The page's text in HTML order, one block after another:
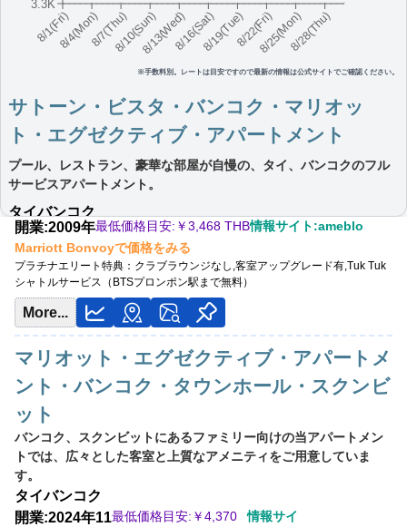
Marriott Bonvoyで価格をみる
プラチナエリート特典：クラブラウンジなし,客室アップグレード有
スクンビット・パーク・バンコク・マリオ
ット・エグゼクティブ・アパートメント
家族旅行に最適なバンコクのラグジュアリーホテルです。サービ
スアパートメントと広々とした客室をご用意しています。
タイバンコク
開業:2009年最低価格目安:￥3,468 THB情報サイト:ameblo
Marriott Bonvoyで価格をみる
プラチナエリート特典： クラブラウンジなし,客室アップグレード有,Tuk Tuk
シャトルサービス（BTSプロンポン駅まで無料）
More...
マリオット・エグゼクティブ・アパートメ
ント・バンコク・タウンホール・スクンビ
ット
バンコク、スクンビットにあるファミリー向けの当アパートメン
トでは、広々とした客室と上質なアメニティをご用意していま
す。
タイバンコク
開業:2024年11最低価格目安:￥4,370
情報サイ
8/1(Fri)8/4(Mon)8/7(Thu)8/10(Sun)8/13(Wed)8/16(Sat)8/19(Tue)8/22(Fri)8/25(Mon)8/28(Thu)
3.3K
※手数料別。レートは目安ですので最新の情報は公式サイトでご確認ください。
サトーン・ビスタ・バンコク・マリオッ
ト・エグゼクティブ・アパートメント
プール、レストラン、豪華な部屋が自慢の、タイ、バンコクのフル
サービスアパートメント。
タイバンコク
開業:2008年
最低価格目安:￥ 3,324 THB
情報サイト:trimskip
Marriott Bonvoyで価格をみる
プラチナエリート特典：クラブラウンジなし,客室アップグレード有
その他情報： 塩水プール,24時間フィットネスセンター